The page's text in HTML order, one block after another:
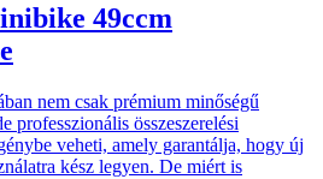
49ccm
nem csak prémium minőségű
professzionális összeszerelési
veheti, amely garantálja, hogy új
kész legyen. De miért is